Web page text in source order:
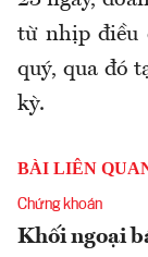
từ nhịp điều
quý, qua đó
kỳ.
BÀI LIÊN
Chứng khoán
Khối ngoại